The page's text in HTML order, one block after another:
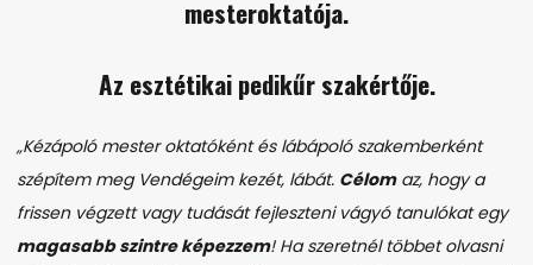
mesteroktatója.
Az esztétikai pedikűr szakértője.
„Kézápoló mester oktatóként és lábápoló szakemberként
szépítem meg Vendégeim kezét, lábát. Célomaz, hogy a
frissen végzett vagy tudását fejleszteni vágyó tanulókat egy
magasabb szintre képezzem! Ha szeretnél többet olvasni